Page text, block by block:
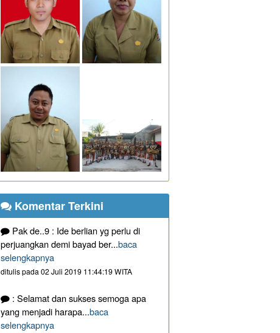
Komentar Terkini
Pak de..9 : Ide berlian yg perlu di
perjuangkan demi bayad ber...baca
selengkapnya
ditulis pada 02 Juli 2019 11:44:19 WITA
: Selamat dan sukses semoga apa
yang menjadi harapa...baca
selengkapnya